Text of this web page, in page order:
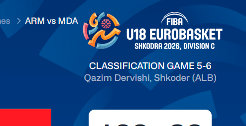
26.07.2026 Armenia vs Moldova FIBA U18 EuroBasket 2026,
Division C
Читать далее